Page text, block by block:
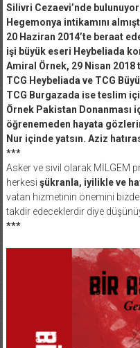
Silivri Cezaevi’nde
Hegemonya intikamını
20 Haziran 2014’te beraat
işi büyük eseri Heybeliada
Amiral Örnek, 29 Nisan 2018
TCG Heybeliada ve TCG
TCG Burgazada ise teslim
Örnek Pakistan Donanması
öğrenemeden hayata
Nur içinde yatsın. Aziz
***
Asker ve sivil olarak MİLGEM
herkesi şükranla, iyilikle ve
vatan hizmetinin önemini
takdir edeceklerdir diye
***